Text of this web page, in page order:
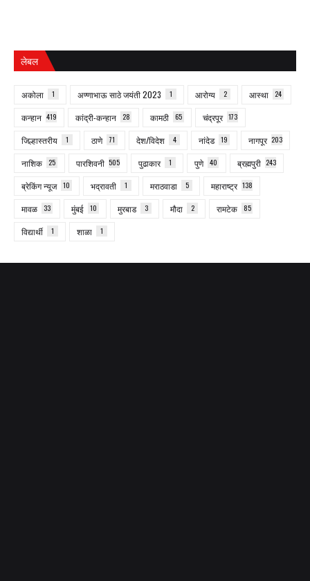
लेबल
अकोला 1 अण्णाभाऊ साठे जयंती 2023 1 आरोग्य 2 आस्था 24
कन्हान 419 कांद्री-कन्हान 28 कामठी 65 चंद्रपूर 173
जिल्हास्तरीय 1 ठाणे 71 देश/विदेश 4 नांदेड 19 नागपूर 203
नाशिक 25 पारशिवनी 505 पुढाकार 1 पुणे 40 ब्रह्मपुरी 243
ब्रेकिंग न्यूज 10 भद्रावती 1 मराठवाडा 5 महाराष्ट्र 138
मावळ 33 मुंबई 10 मुरबाड 3 मौदा 2 रामटेक 85
विद्यार्थी 1 शाळा 1